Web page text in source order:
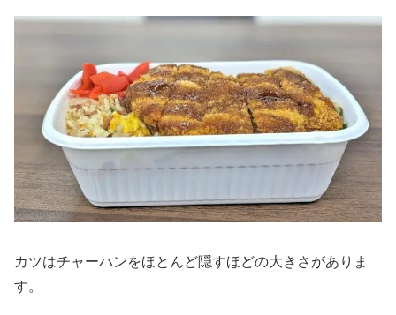
カツはチャーハンをほとんど隠すほどの大きさがありま
す。